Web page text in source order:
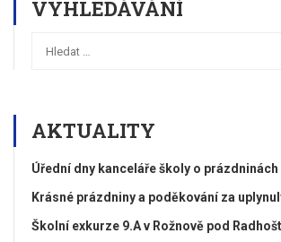
VYHLEDÁVÁNÍ
AKTUALITY
Úřední dny kanceláře školy o prázdninách
Krásné prázdniny a poděkování za
Školní exkurze 9.A v Rožnově pod